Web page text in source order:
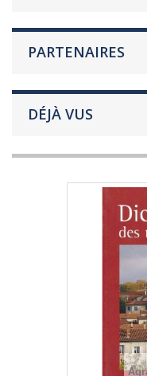
PARTENAIRES
DÉJÀ VUS